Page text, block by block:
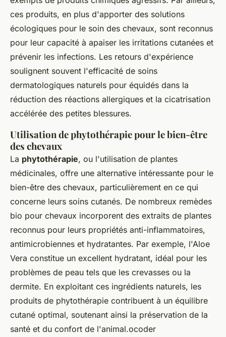
ces produits, en plus d'apporter des solutions
écologiques pour le soin des chevaux, sont reconnus
pour leur capacité à apaiser les irritations cutanées et
prévenir les infections. Les retours d'expérience
soulignent souvent l'efficacité de soins
dermatologiques naturels pour équidés dans la
réduction des réactions allergiques et la cicatrisation
accélérée des petites blessures.
Utilisation de phytothérapie pour le bien-être
des chevaux
La phytothérapie, ou l'utilisation de plantes
médicinales, offre une alternative intéressante pour le
bien-être des chevaux, particulièrement en ce qui
concerne leurs soins cutanés. De nombreux remèdes
bio pour chevaux incorporent des extraits de plantes
reconnus pour leurs propriétés anti-inflammatoires,
antimicrobiennes et hydratantes. Par exemple, l'Aloe
Vera constitue un excellent hydratant, idéal pour les
problèmes de peau tels que les crevasses ou la
dermite. En exploitant ces ingrédients naturels, les
produits de phytothérapie contribuent à un équilibre
cutané optimal, soutenant ainsi la préservation de la
santé et du confort de l'animal.ocoder